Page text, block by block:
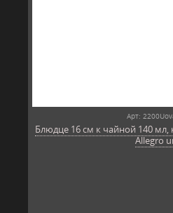
Арт:
Блюдце 16 см к чайной 140
Allegro